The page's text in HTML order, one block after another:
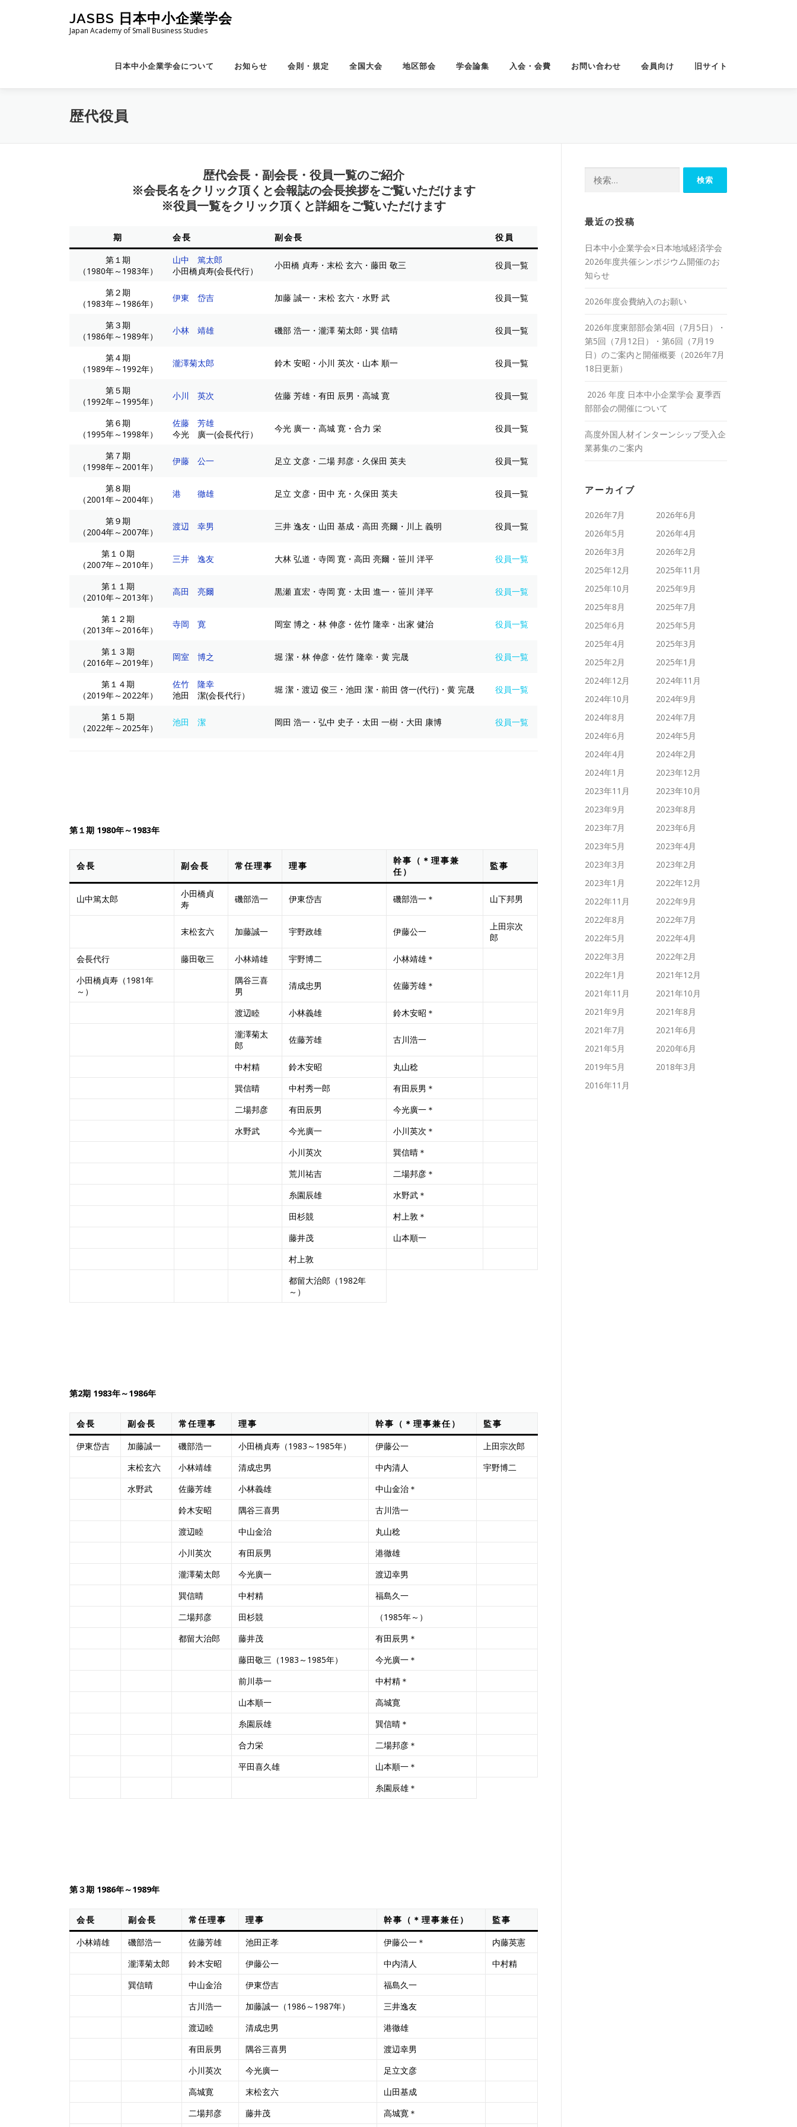
ス
JASBS 日本中小企業学会
Japan Academy of Small Business Studies
日本中小企業学会について お知らせ 会則・規定 全国大会 地区部会 学会論集 入会・会費 お問い合わせ 会員向け 旧サイト
歴代役員
歴代会長・副会長・役員一覧のご紹介
※会長名をクリック頂くと会報誌の会長挨拶をご覧いただけます
​※役員一覧をクリック頂くと詳細をご覧いただけます
期 会長 副会長
役員
第１期
（1980年～1983年）
山中 篤太郎
小田橋貞寿(会長代行）
小田橋 貞寿・末松 玄六・藤田 敬三 役員一覧
第２期
（1983年～1986年）
伊東 岱吉 加藤 誠一・末松 玄六・水野 武 役員一覧
第３期
（1986年～1989年）
小林 靖雄 磯部 浩一・瀧澤 菊太郎・巽 信晴 役員一覧
第４期
（1989年～1992年）
瀧澤菊太郎 鈴木 安昭・小川 英次・山本 順一 役員一覧
第５期
（1992年～1995年）
小川 英次 佐藤 芳雄・有田 辰男・高城 寛 役員一覧
第６期
（1995年～1998年）
佐藤 芳雄
今光 廣一(会長代行）
今光 廣一・高城 寛・合力 栄 役員一覧
第７期
（1998年～2001年）
伊藤 公一 足立 文彦・二場 邦彦・久保田 英夫 役員一覧
第８期
（2001年～2004年）
港 徹雄 足立 文彦・田中 充・久保田 英夫 役員一覧
第９期
（2004年～2007年）
渡辺 幸男 三井 逸友・山田 基成・高田 亮爾・川上 義明 役員一覧
第１０期
（2007年～2010年）
三井 逸友 大林 弘道・寺岡 寛・高田 亮爾・笹川 洋平 役員一覧
第１１期
（2010年～2013年）
高田 亮爾 黒瀬 直宏・寺岡 寛・太田 進一・笹川 洋平 役員一覧
第１２期
（2013年～2016年）
寺岡 寛 岡室 博之・林 伸彦・佐竹 隆幸・出家 健治 役員一覧
第１３期
（2016年～2019年）
岡室 博之 堀 潔・林 伸彦・佐竹 隆幸・黄 完晟 役員一覧
第１４期
（2019年～2022年）
佐竹 隆幸
池田 潔(会長代行）
堀 潔・渡辺 俊三・池田 潔・前田 啓一(代行)・黄 完晟 役員一覧
第１５期
（2022年～2025年）
池田 潔 岡田 浩一・弘中 史子・太田 一樹・大田 康博 役員一覧
第１期 1980年～1983年
会長 副会長 常任理事 理事
幹事（＊理事兼
任）
監事
山中篤太郎
小田橋貞
寿
磯部浩一 伊東岱吉 磯部浩一＊ 山下邦男
末松玄六 加藤誠一 宇野政雄 伊藤公一
上田宗次
郎
会長代行
藤田敬三 小林靖雄 宇野博二
小林靖雄＊
小田橋貞寿（1981年
～）
隅谷三喜
男
清成忠男 佐藤芳雄＊
渡辺睦 小林義雄
鈴木安昭＊
瀧澤菊太
郎
佐藤芳雄 古川浩一
中村精 鈴木安昭
丸山稔
巽信晴
中村秀一郎
有田辰男＊
二場邦彦
有田辰男
今光廣一＊
水野武
今光廣一
小川英次＊
小川英次
巽信晴＊
荒川祐吉
二場邦彦＊
糸園辰雄
水野武＊
田杉競
村上敦＊
藤井茂
山本順一
村上敦
都留大治郎（1982年
～）
第2期 1983年～1986年
会長 副会長 常任理事 理事 幹事（＊理事兼任）
監事
伊東岱吉
加藤誠一 磯部浩一 小田橋貞寿（1983～1985年） 伊藤公一
上田宗次郎
末松玄六
小林靖雄 清成忠男 中内清人
宇野博二
水野武
佐藤芳雄 小林義雄
中山金治＊
鈴木安昭
隅谷三喜男
古川浩一
渡辺睦
中山金治
丸山稔
小川英次
有田辰男
港徹雄
瀧澤菊太郎
今光廣一
渡辺幸男
巽信晴
中村精
福島久一
二場邦彦
田杉競
（1985年～）
都留大治郎
藤井茂
有田辰男＊
藤田敬三（1983～1985年）
今光廣一＊
前川恭一
中村精＊
山本順一
高城寛
糸園辰雄
巽信晴＊
合力栄
二場邦彦＊
平田喜久雄
山本順一＊
糸園辰雄＊
第３期 1986年～1989年
会長 副会長 常任理事 理事 幹事（＊理事兼任）
監事
小林靖雄
磯部浩一 佐藤芳雄 池田正孝 伊藤公一＊
内藤英憲
瀧澤菊太郎
鈴木安昭 伊藤公一 中内清人
中村精
巽信晴
中山金治 伊東岱吉
福島久一
古川浩一
加藤誠一（1986～1987年）
三井逸友
渡辺睦
清成忠男
港徹雄
有田辰男
隅谷三喜男
渡辺幸男
小川英次
今光廣一
足立文彦
高城寛
末松玄六
山田基成
二場邦彦
藤井茂 高城寛＊
最近の投稿
日本中小企業学会×日本地域経済学会
2026年度共催シンポジウム開催のお
知らせ
2026年度会費納入のお願い
2026年度東部部会第4回（7月5日）・
第5回（7月12日）・第6回（7月19
日）のご案内と開催概要（2026年7月
18日更新）
2026 年度 日本中小企業学会 夏季西
部部会の開催について
高度外国人材インターンシップ受入企
業募集のご案内
アーカイブ
2026年7月
2026年6月
2026年5月
2026年4月
2026年3月
2026年2月
2025年12月
2025年11月
2025年10月
2025年9月
2025年8月
2025年7月
2025年6月
2025年5月
2025年4月
2025年3月
2025年2月
2025年1月
2024年12月
2024年11月
2024年10月
2024年9月
2024年8月
2024年7月
2024年6月
2024年5月
2024年4月
2024年2月
2024年1月
2023年12月
2023年11月
2023年10月
2023年9月
2023年8月
2023年7月
2023年6月
2023年5月
2023年4月
2023年3月
2023年2月
2023年1月
2022年12月
2022年11月
2022年9月
2022年8月
2022年7月
2022年5月
2022年4月
2022年3月
2022年2月
2022年1月
2021年12月
2021年11月
2021年10月
2021年9月
2021年8月
2021年7月
2021年6月
2021年5月
2020年6月
2019年5月
2018年3月
2016年11月